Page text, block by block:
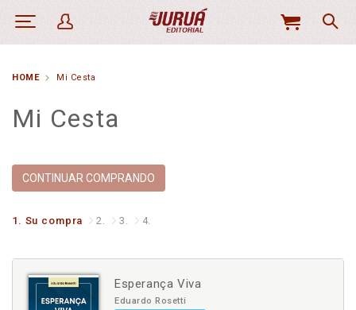
MI
HOME Mi Cesta
Mi Cesta
CONTINUAR COMPRANDO
1. Su compra 2. 3. 4.
Esperança Viva
Eduardo Rosetti